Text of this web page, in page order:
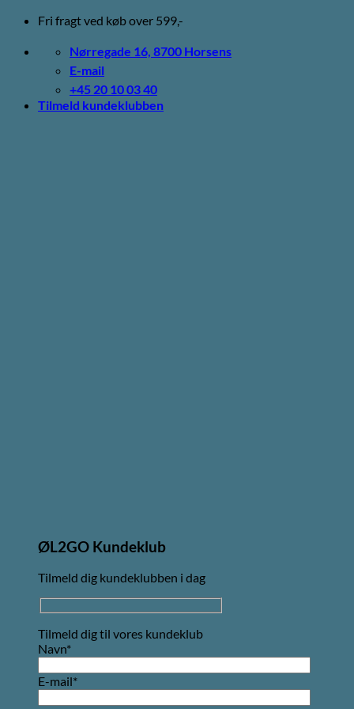
Fortsæt
indhold
Fri fragt ved køb over 599,-
Nørregade 16, 8700 Horsens
E-mail
+45 20 10 03 40
Tilmeld kundeklubben
ØL2GO Kundeklub
Tilmeld dig kundeklubben i dag
Tilmeld dig til vores kundeklub
Navn*
E-mail*